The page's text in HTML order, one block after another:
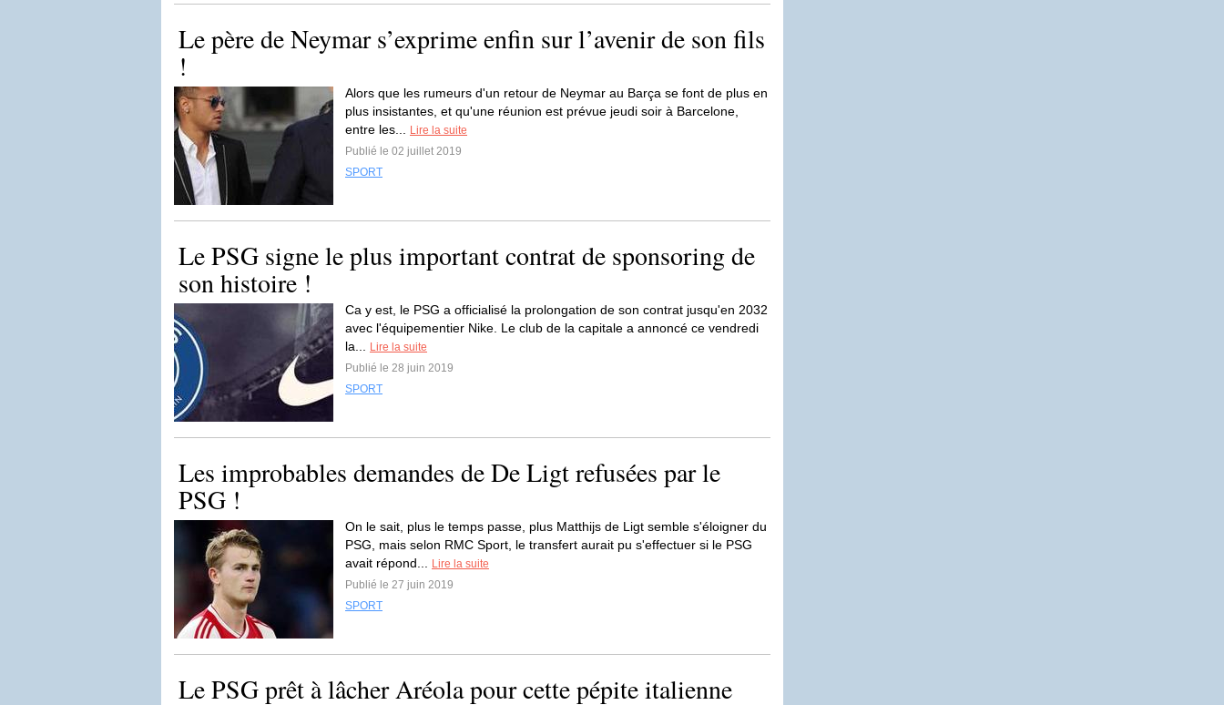
Le père de Neymar s’exprime enfin sur l’avenir de son fils
!
Alors que les rumeurs d'un retour de Neymar au Barça se font de plus en
plus insistantes, et qu'une réunion est prévue jeudi soir à Barcelone,
entre les...
Lire la suite
Publié le 02 juillet 2019
SPORT
Le PSG signe le plus important contrat de sponsoring de
son histoire !
Ca y est, le PSG a officialisé la prolongation de son contrat jusqu'en 2032
avec l'équipementier Nike. Le club de la capitale a annoncé ce vendredi
la...
Lire la suite
Publié le 28 juin 2019
SPORT
Les improbables demandes de De Ligt refusées par le
PSG !
On le sait, plus le temps passe, plus Matthijs de Ligt semble s'éloigner du
PSG, mais selon RMC Sport, le transfert aurait pu s'effectuer si le PSG
avait répond...
Lire la suite
Publié le 27 juin 2019
SPORT
Le PSG prêt à lâcher Aréola pour cette pépite italienne